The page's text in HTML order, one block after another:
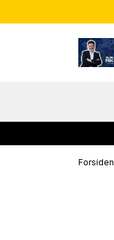
Forsiden